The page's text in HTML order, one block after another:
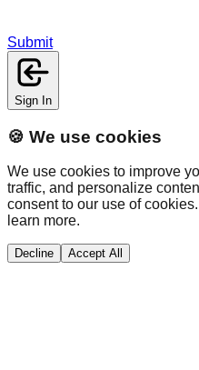
Submit
Sign In
🍪 We use cookies
We use cookies to improve
traffic, and personalize
consent to our use of
learn more.
Decline Accept All